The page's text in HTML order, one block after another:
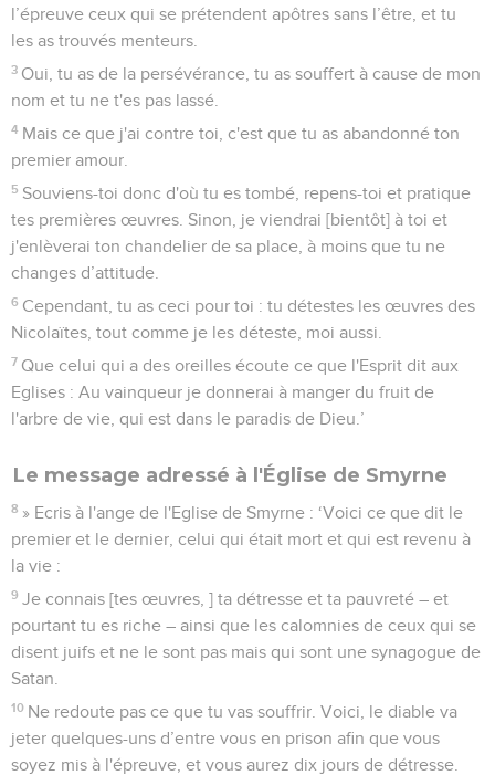
l’épreuve ceux qui se prétendent apôtres sans l’être, et tu
les as trouvés menteurs.
3 Oui, tu as de la persévérance, tu as souffert à cause de mon
nom et tu ne t'es pas lassé.
4 Mais ce que j'ai contre toi, c'est que tu as abandonné ton
premier amour.
5 Souviens-toi donc d'où tu es tombé, repens-toi et pratique
tes premières œuvres. Sinon, je viendrai [bientôt] à toi et
j'enlèverai ton chandelier de sa place, à moins que tu ne
changes d’attitude.
6 Cependant, tu as ceci pour toi : tu détestes les œuvres des
Nicolaïtes, tout comme je les déteste, moi aussi.
7 Que celui qui a des oreilles écoute ce que l'Esprit dit aux
Eglises : Au vainqueur je donnerai à manger du fruit de
l'arbre de vie, qui est dans le paradis de Dieu.’
Le message adressé à l'Église de Smyrne
8 » Ecris à l'ange de l'Eglise de Smyrne : ‘Voici ce que dit le
premier et le dernier, celui qui était mort et qui est revenu à
la vie :
9 Je connais [tes œuvres, ] ta détresse et ta pauvreté – et
pourtant tu es riche – ainsi que les calomnies de ceux qui se
disent juifs et ne le sont pas mais qui sont une synagogue de
Satan.
10 Ne redoute pas ce que tu vas souffrir. Voici, le diable va
jeter quelques-uns d’entre vous en prison afin que vous
soyez mis à l'épreuve, et vous aurez dix jours de détresse.